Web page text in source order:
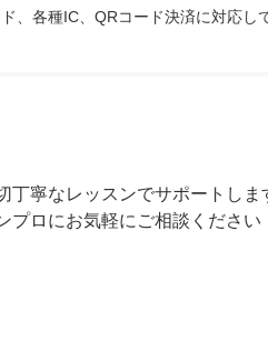
、各種IC、QRコード決済に対応し
寧なレッスンでサポートしま
ロにお気軽にご相談ください